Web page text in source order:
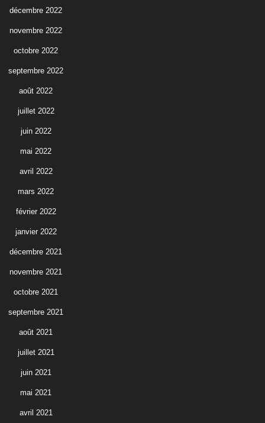
décembre 2022
novembre 2022
octobre 2022
septembre 2022
août 2022
juillet 2022
juin 2022
mai 2022
avril 2022
mars 2022
février 2022
janvier 2022
décembre 2021
novembre 2021
octobre 2021
septembre 2021
août 2021
juillet 2021
juin 2021
mai 2021
avril 2021